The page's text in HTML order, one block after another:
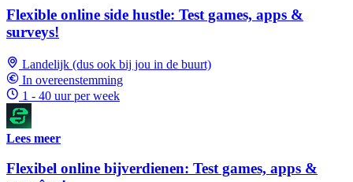
Flexible online side hustle: Test games, apps &
surveys!
Landelijk (dus ook bij jou in de buurt)
In overeenstemming
1 - 40 uur per week
Lees meer
Flexibel online bijverdienen: Test games, apps &